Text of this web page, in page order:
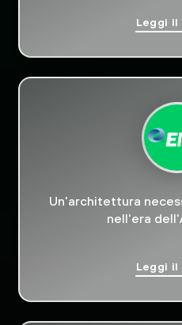
Leggi il
Un'architettura
nell'era
Leggi il